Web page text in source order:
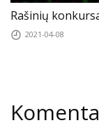
Rašinių
2021-04-08